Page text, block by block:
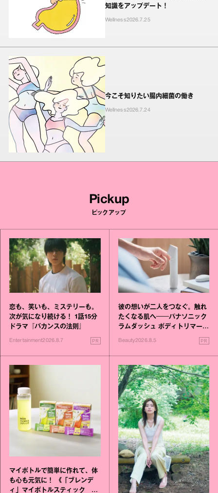
知識をアップデート！
Wellness2026.7.25
今こそ知りたい腸内細菌の働き
Wellness2026.7.24
Pickup
ピックアップ
恋も、笑いも、ミステリーも。
次が気になり続ける！ 1話15分
ドラマ『バカンスの法則』
Entertainment2026.8.7 PR
彼の想いが二人をつなぐ。触れ
たくなる肌へ──パナソニック
ラムダッシュ ボディトリマーが
Beauty2026.8.5 PR
マイボトルで簡単に作れて、体
も心も元気に！ 《「ブレンデ
ィ」マイボトルスティック い